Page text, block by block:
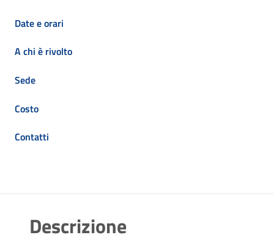
Date e orari
A chi è rivolto
Sede
Costo
Contatti
Descrizione